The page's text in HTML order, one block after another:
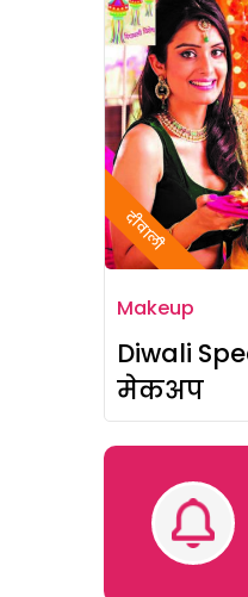
दीवाली
Makeup
Diwali
मेकअप